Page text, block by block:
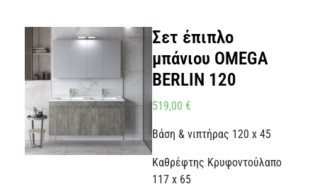
Σετ έπιπλο
μπάνιου OMEGA
BERLIN 120
519,00 €
Βάση & νιπτήρας 120 x 45
Καθρέφτης Κρυφοντούλαπο
117 x 65